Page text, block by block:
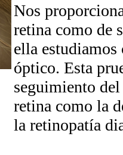
Nos
retina como de
ella
óptico. Esta
seguimiento
retina como la
la retinopatía